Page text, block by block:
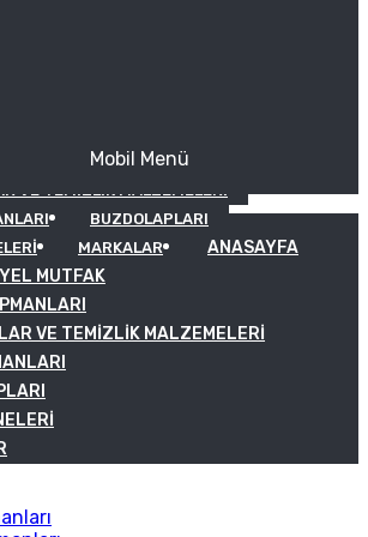
VE TEMIZLIK MALZEMELERI
BUZDOLAPLARI
MARKALAR
Mobil Menü
ANASAYFA
MUTFAK
VE TEMIZLIK MALZEMELERI